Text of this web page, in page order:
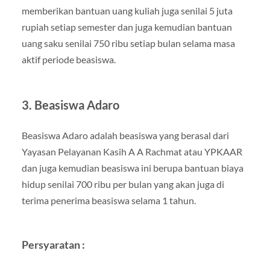
memberikan bantuan uang kuliah juga senilai 5 juta
rupiah setiap semester dan juga kemudian bantuan
uang saku senilai 750 ribu setiap bulan selama masa
aktif periode beasiswa.
3. Beasiswa Adaro
Beasiswa Adaro adalah beasiswa yang berasal dari
Yayasan Pelayanan Kasih A A Rachmat atau YPKAAR
dan juga kemudian beasiswa ini berupa bantuan biaya
hidup senilai 700 ribu per bulan yang akan juga di
terima penerima beasiswa selama 1 tahun.
Persyaratan :